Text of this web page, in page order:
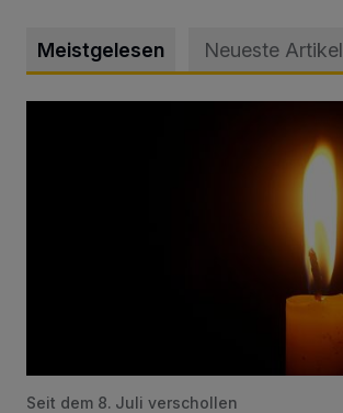
Meistgelesen Neueste Artikel
Seit dem 8. Juli verschollen